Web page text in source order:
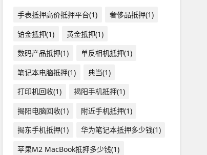
手表抵押高价抵押平台(1)
奢侈品抵押(1)
铂金抵押(1)
黄金抵押(1)
数码产品抵押(1)
单反相机抵押(1)
笔记本电脑抵押(1)
典当(1)
打印机回收(1)
揭阳手机抵押(1)
揭阳电脑回收(1)
附近手机抵押(1)
揭东手机抵押(1)
华为笔记本抵押多少钱(1)
苹果M2 MacBook抵押多少钱(1)